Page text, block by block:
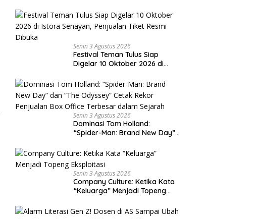
yang Jadi Sorotan?
Senin 3 Agustus 2026
Festival Teman Tulus Siap
Digelar 10 Oktober 2026 di
Resmi Dibuka
Senin 3 Agustus 2026
Dominasi Tom Holland:
“Spider-Man: Brand New Day”
Rekor Penjualan Box Office
Terbesar dalam Sejarah
Senin 3 Agustus 2026
Company Culture: Ketika Kata
“Keluarga” Menjadi Topeng